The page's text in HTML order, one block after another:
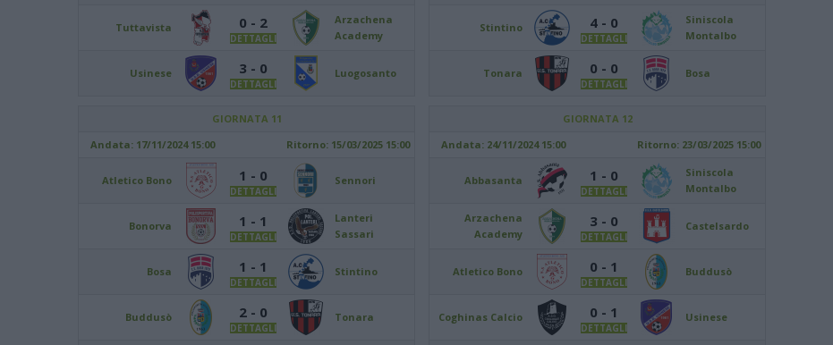
Tuttavista 0 - 2
DETTAGLI
Arzachena
Academy
Usinese 3 - 0
DETTAGLI
Luogosanto
Stintino 4 - 0
DETTAGLI
Siniscola
Montalbo
Tonara 0 - 0
DETTAGLI
Bosa
GIORNATA 11
Andata: 17/11/2024 15:00 Ritorno: 15/03/2025 15:00
Atletico Bono 1 - 0
DETTAGLI
Sennori
Bonorva 1 - 1
DETTAGLI
Lanteri
Sassari
Bosa 1 - 1
DETTAGLI
Stintino
Buddusò 2 - 0
DETTAGLI
Tonara
GIORNATA 12
Andata: 24/11/2024 15:00 Ritorno: 23/03/2025 15:00
Abbasanta 1 - 0
DETTAGLI
Siniscola
Montalbo
Arzachena
Academy
3 - 0
DETTAGLI
Castelsardo
Atletico Bono 0 - 1
DETTAGLI
Buddusò
Coghinas Calcio 0 - 1
DETTAGLI
Usinese